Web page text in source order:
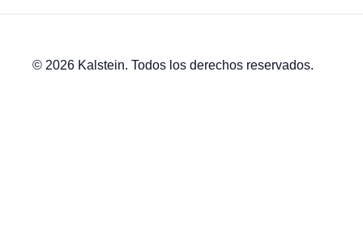
© 2026 Kalstein. Todos los derechos reservados.